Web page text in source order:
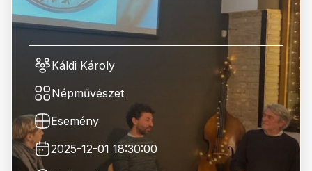
Káldi Károly
Népművészet
Esemény
2025-12-01 18:30:00